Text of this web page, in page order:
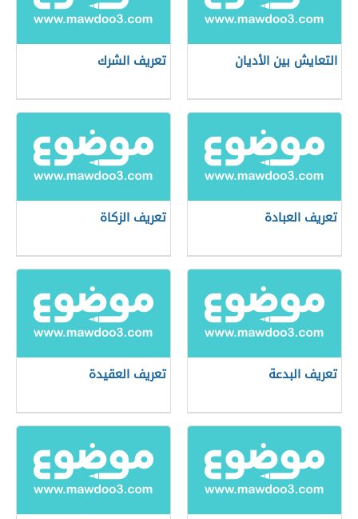
التعايش بين الأديان تعريف الشرك
تعريف العبادة تعريف الزكاة
تعريف البدعة تعريف العقيدة